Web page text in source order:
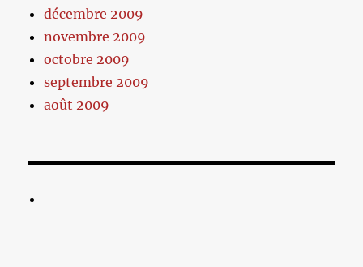
décembre 2009
novembre 2009
octobre 2009
septembre 2009
août 2009